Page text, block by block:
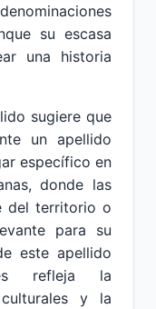
su escasa
una historia
sugiere que
un apellido
específico en
donde las
del territorio o
para su
este apellido
refleja la
y la